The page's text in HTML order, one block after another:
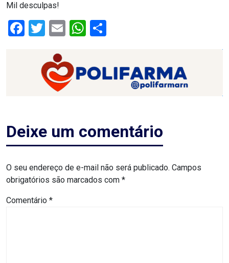
ASSEMBLEIA
DO
ASSEMBLEIA
ASSEMBLEIA
LEGISLATIVA
DO
RN
Mil desculpas!
Facebook
Twitter
EmailWhatsApp
Deixe um comentário
O seu endereço de e-mail não será publicado. Campos
obrigatórios são marcados com *
Comentário *